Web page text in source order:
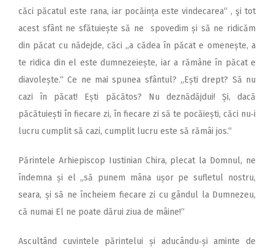
căci păcatul este rana, iar pocăința este vindecarea“ , şi tot
acest sfânt ne sfătuiește să ne spovedim și să ne ridicăm
din păcat cu nădejde, căci ,,a cădea în păcat e omenește, a
te ridica din el este dumnezeiește, iar a rămâne în păcat e
diavolește.“ Ce ne mai spunea sfântul? ,,Ești drept? Să nu
cazi în păcat! Ești păcătos? Nu deznădăjdui! Și, dacă
păcătuiești în fiecare zi, în fiecare zi să te pocăiești, căci nu‑i
lucru cumplit să cazi, cumplit lucru este să rămâi jos.“
Părintele Arhiepiscop Iustinian Chira, plecat la Domnul, ne
îndemna și el ,,să punem mâna ușor pe sufletul nostru,
seara, și să ne încheiem fiecare zi cu gândul la Dumnezeu,
că numai El ne poate dărui ziua de mâine!“
Ascultând cuvintele părintelui și aducându‑și aminte de